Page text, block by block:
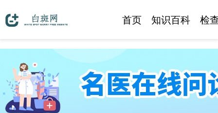
首页 知识百科 检